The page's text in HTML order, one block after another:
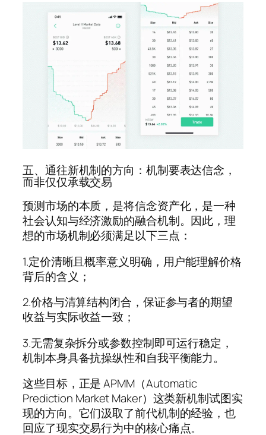
五、通往新机制的方向：机制要表达信念，
而非仅仅承载交易
预测市场的本质，是将信念资产化，是一种
社会认知与经济激励的融合机制。因此，理
想的市场机制必须满足以下三点：
1.定价清晰且概率意义明确，用户能理解价格
背后的含义；
2.价格与清算结构闭合，保证参与者的期望
收益与实际收益一致；
3.无需复杂拆分或参数控制即可运行稳定，
机制本身具备抗操纵性和自我平衡能力。
这些目标，正是 APMM（Automatic
Prediction Market Maker）这类新机制试图实
现的方向。它们汲取了前代机制的经验，也
回应了现实交易行为中的核心痛点。